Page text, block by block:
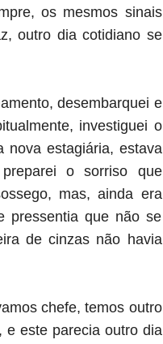
os mesmos sinais
outro dia cotidiano se
desembarquei e
investiguei o
nova estagiária, estava
o sorriso que
mas, ainda era
pressentia que não se
de cinzas não havia
chefe, temos outro
e este parecia outro dia